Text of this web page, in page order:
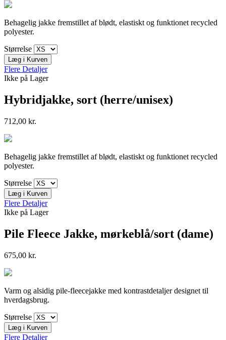
Behagelig jakke fremstillet af blødt, elastiskt og funktionet recycled
polyester.
Størrelse
Læg i Kurven
Flere Detaljer
Ikke på Lager
Hybridjakke, sort (herre/unisex)
712,00 kr.
Behagelig jakke fremstillet af blødt, elastiskt og funktionet recycled
polyester.
Størrelse
Læg i Kurven
Flere Detaljer
Ikke på Lager
Pile Fleece Jakke, mørkeblå/sort (dame)
675,00 kr.
Varm og alsidig pile-fleecejakke med kontrastdetaljer designet til
hverdagsbrug.
Størrelse
Læg i Kurven
Flere Detaljer